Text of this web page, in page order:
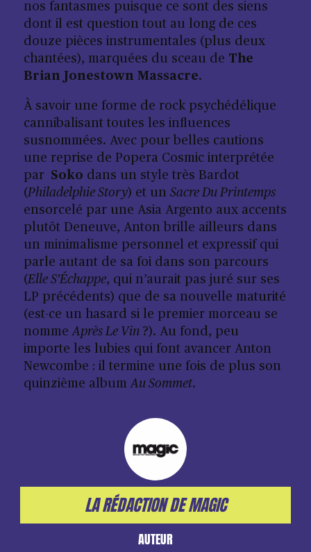
nos fantasmes puisque ce sont des siens
dont il est question tout au long de ces
douze pièces instrumentales (plus deux
chantées), marquées du sceau de The
Brian Jonestown Massacre.
À savoir une forme de rock psychédélique
cannibalisant toutes les influences
susnommées. Avec pour belles cautions
une reprise de Popera Cosmic interprétée
par Soko dans un style très Bardot
(Philadelphie Story) et un Sacre Du Printemps
ensorcelé par une Asia Argento aux accents
plutôt Deneuve, Anton brille ailleurs dans
un minimalisme personnel et expressif qui
parle autant de sa foi dans son parcours
(Elle S’Échappe, qui n’aurait pas juré sur ses
LP précédents) que de sa nouvelle maturité
(est-ce un hasard si le premier morceau se
nommeAprès Le Vin ?). Au fond, peu
importe les lubies qui font avancer Anton
Newcombe : il termine une fois de plus son
quinzième albumAu Sommet.
LA RÉDACTION DE MAGIC
AUTEUR